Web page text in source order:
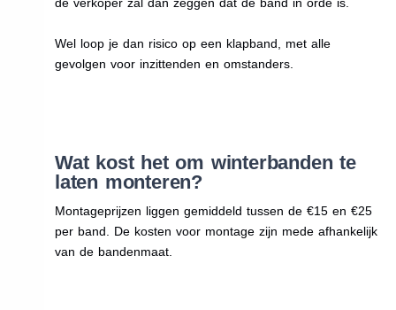
Wel loop je dan risico op een klapband, met alle
gevolgen voor inzittenden en omstanders.
Wat kost het om winterbanden te
laten monteren?
Montageprijzen liggen gemiddeld tussen de €15 en €25
per band. De kosten voor montage zijn mede afhankelijk
van de bandenmaat.